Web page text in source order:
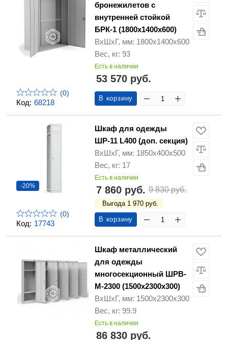
Код: 68218
(0)
бронежилетов с
внутренней стойкой
БРК-1 (1800x1400x600)
ВхШхГ, мм: 1800x1400x600
Вес, кг: 93
Есть в наличии
53 570 руб.
В корзину
Код: 17743
-20%
(0)
Шкаф для одежды
ШР-11 L400 (доп. секция)
ВхШхГ, мм: 1850х400х500
Вес, кг: 17
Есть в наличии
7 860 руб. 9 830 руб.
Выгода 1 970 руб.
В корзину
Шкаф металлический
для одежды
многосекционный ШРВ-
М-2300 (1500х2300х300)
ВхШхГ, мм: 1500х2300х300
Вес, кг: 99.9
Есть в наличии
86 830 руб.